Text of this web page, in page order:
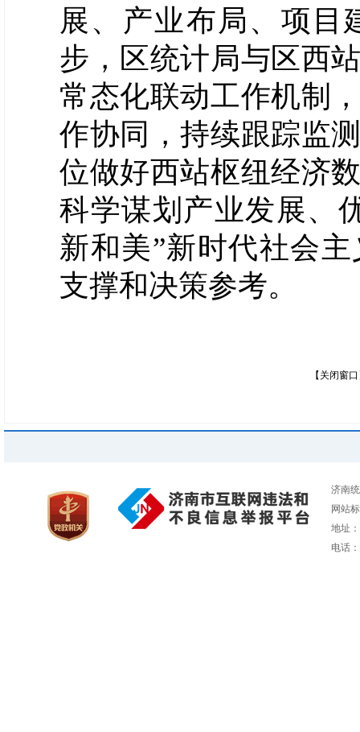
展、产业布局、项目
步，区统计局与区西
常态化联动工作机制
作协同，持续跟踪监
位做好西站枢纽经济
科学谋划产业发展、
新和美”新时代社会
支撑和决策参考。
【关闭窗
济南
网站
地址
电话